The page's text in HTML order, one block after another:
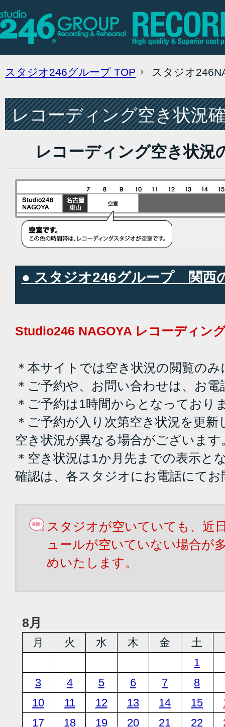
スタジオ246グループ TOP スタジオ
レコーディング空き状況
レコーディング空き状況
● スタジオ246グループ 関西
Studio246 NAGOYA レコーディン
＊本サイトでは空き状況の閲覧の
＊ご予約や、お問い合わせは、お
＊ご予約は1時間からとなっており
＊ご予約が入り次第空き状況を更
空き状況が異なる場合がございます
＊空き状況は1か月先までの表示と
確認は、各スタジオにお電話にて
スタジオが空いていても、近
ュールが空いていない場合が
めいたします。
8月
月 火 水 木 金 土
1
3
4 5 6 7
8
10
11 12 13 14 15
17
18 19 20 21 22